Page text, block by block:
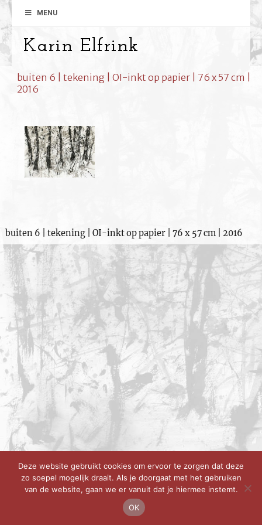
MENU
Karin Elfrink
buiten 6 | tekening | OI-inkt op papier | 76 x 57 cm |
2016
buiten 6 | tekening | OI-inkt op papier | 76 x 57 cm | 2016
Deze website gebruikt cookies om ervoor te zorgen dat deze
zo soepel mogelijk draait. Als je doorgaat met het gebruiken
van de website, gaan we er vanuit dat je hiermee instemt.
OK